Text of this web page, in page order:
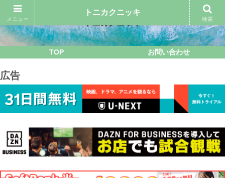
TOP お問い合わせ
広告
メニュー
トニカクニッキ
検索